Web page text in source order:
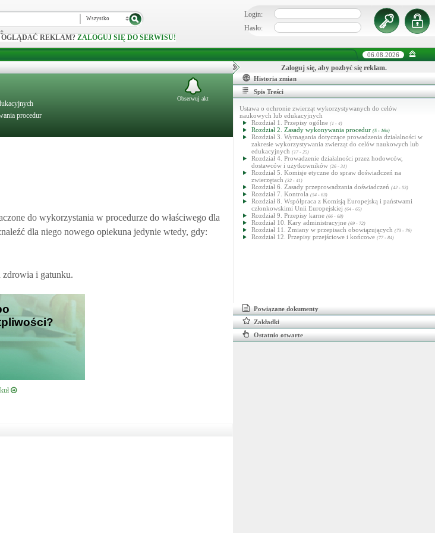
Wszystko
REKLAM? ZALOGUJ SIĘ DO SERWISU!
Login:
Hasło:
06.08.2026
procedur
Obserwuj akt
do wykorzystania w procedurze do właściwego dla
dla niego nowego opiekuna jedynie wtedy, gdy:
zdrowia i gatunku.
Zaloguj się, aby pozbyć się reklam.
Historia zmian
Spis Treści
Ustawa o ochronie zwierząt wykorzystywanych do celów
naukowych lub edukacyjnych
Rozdział 1. Przepisy ogólne (1 - 4)
Rozdział 2. Zasady wykonywania procedur (5 - 16a)
Rozdział 3. Wymagania dotyczące prowadzenia działalności w
zakresie wykorzystywania zwierząt do celów naukowych lub
edukacyjnych (17 - 25)
Rozdział 4. Prowadzenie działalności przez hodowców,
dostawców i użytkowników (26 - 31)
Rozdział 5. Komisje etyczne do spraw doświadczeń na
zwierzętach (32 - 41)
Rozdział 6. Zasady przeprowadzania doświadczeń (42 - 53)
Rozdział 7. Kontrola (54 - 63)
Rozdział 8. Współpraca z Komisją Europejską i państwami
członkowskimi Unii Europejskiej (64 - 65)
Rozdział 9. Przepisy karne (66 - 68)
Rozdział 10. Kary administracyjne (69 - 72)
Rozdział 11. Zmiany w przepisach obowiązujących (73 - 76)
Rozdział 12. Przepisy przejściowe i końcowe (77 - 84)
Powiązane dokumenty
Zakładki
Ostatnio otwarte